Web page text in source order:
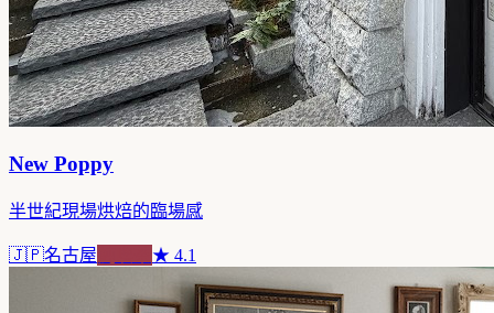
New Poppy
半世紀現場烘焙的臨場感
🇯🇵名古屋 ★ 4.1